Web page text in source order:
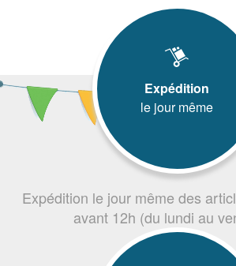
Expédition
le jour même
Expédition le jour même des
avant 12h (du lundi au